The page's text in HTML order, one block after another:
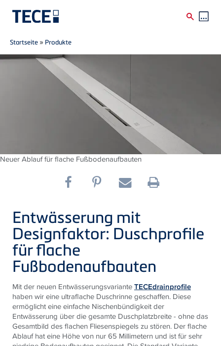
Direkt zum Inhalt
Breadcrumb
Startseite » Produkte
Neuer Ablauf für flache Fußbodenaufbauten
Entwässerung mit
Designfaktor: Duschprofile
für flache
Fußbodenaufbauten
Mit der neuen EntwässerungsvarianteTECEdrainprofile
haben wir eine ultraflache Duschrinne geschaffen. Diese
ermöglicht eine einfache Nischenbündigkeit der
Entwässerung über die gesamte Duschplatzbreite - ohne das
Gesamtbild des flachen Fliesenspiegels zu stören. Der flache
Ablauf hat eine Höhe von nur 65 Millimetern und ist für sehr